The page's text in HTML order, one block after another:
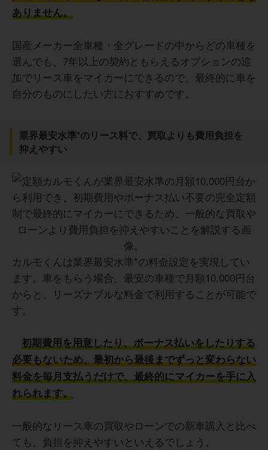
ありません。
国産メーカー全車種・全グレードの中からどの車種を
選んでも、7年以上の契約ともらえるオプションの追
加でリース車をマイカーにできるので、最終的に車を
自分のものにしたい方におすすめです。
業界最安水準*のリース料で、買取よりも費用負担を
抑えやすい
カルモくんは業界最安水準*の料金設定を実現してい
ます。車をもらう場合、最安の車種で月額10,000円台
からと、リーズナブルな料金で利用することが可能で
す。
初期費用を用意したり、ボーナス払いをしたりする
必要もないため、最初から最後までずっと変わらない
料金を毎月支払うだけで、最終的にマイカーを手に入
れられます。
一般的なリース車の買取やローンでの新車購入と比べ
ても、負担を抑えやすいといえるでしょう。